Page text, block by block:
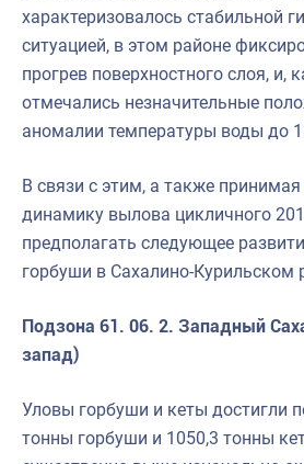
характеризовалось стабильной
ситуацией, в этом районе
прогрев поверхностного слоя, и,
отмечались незначительные
аномалии температуры воды до
В связи с этим, а также
динамику вылова цикличного
предполагать следующее
горбуши в Сахалино-Курильском
Подзона 61. 06. 2. Западный
запад)
Уловы горбуши и кеты достигли
тонны горбуши и 1050,3 тонны